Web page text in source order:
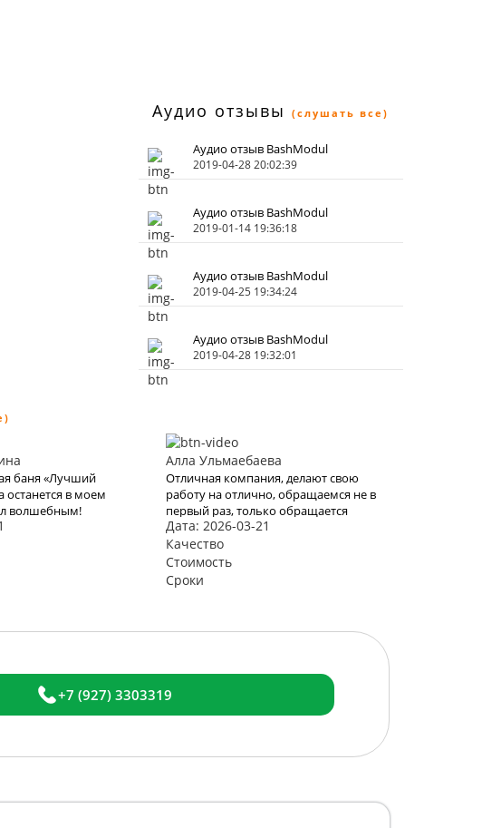
Аудио отзывы (слушать все)
Аудио отзыв BashModul
2019-04-28 20:02:39
Аудио отзыв BashModul
2019-01-14 19:36:18
Аудио отзыв BashModul
2019-04-25 19:34:24
Аудио отзыв BashModul
2019-04-28 19:32:01
баня «Лучший
останется в моем
волшебным!
и отель
яркое
эмоций. В это
Снова
за Вашу
Алла Ульмаебаева
Отличная компания, делают свою
работу на отлично, обращаемся не в
первый раз, только обращается
будем к вам, последний раз выбрали
Готовая модульная баня «Лучший
вариант»
Дата: 2026-03-21
Качество
Стоимость
Сроки
+7 (927) 3303319